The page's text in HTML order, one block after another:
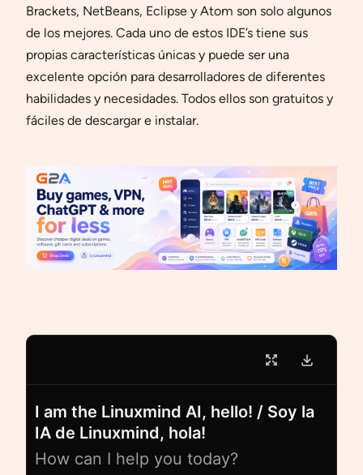
Brackets, NetBeans, Eclipse y Atom son solo algunos
de los mejores. Cada uno de estos IDE’s tiene sus
propias características únicas y puede ser una
excelente opción para desarrolladores de diferentes
habilidades y necesidades. Todos ellos son gratuitos y
fáciles de descargar e instalar.
I am the Linuxmind AI, hello! / Soy la
IA de Linuxmind, hola!
How can I help you today?